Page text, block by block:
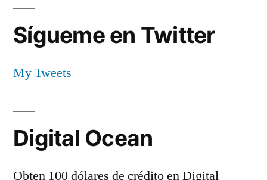
Sígueme en Twitter
My Tweets
Digital Ocean
Obten 100 dólares de crédito en Digital